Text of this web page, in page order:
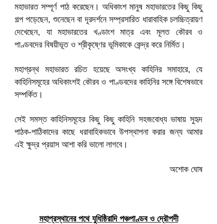
মহাভারত সম্পূর্ণ পাঠ করেছেন। অধিকাংশ মানুষ মহাভারতের কিছু কিছু
গল্প পড়েছেন, শুনেছেন বা দূরদর্শনে সম্প্রসারিত ধারাবাহিক চলচ্চিত্রায়ণ
দেখেছেন, যা মহাভারতের খণ্ডাংশ মাত্র এবং মূলত কৌরব ও
পাণ্ডবদের বিষয়ীভূত ও শ্রীকৃষ্ণের ভূমিকাকে কেন্দ্র করে নির্মিত।
মহাগ্রন্থ মহাভারত রচিত হয়েছে অসংখ্য কাহিনির সমাহারে, যে
কাহিনিসমূহের অধিকাংশই কৌরব ও পাণ্ডবদের কাহিনির সঙ্গে বিশেষভাবে
সম্পর্কিত।
সেই সমস্ত কাহিনিসমূহের কিছু কিছু কাহিনি সহজবোধ্য ভাষায় সুহৃদ
পাঠক-পাঠিকাদের কাছে ধরাবাহিকভাবে উপস্থাপনা করার জন্য আমার
এই ক্ষুদ্র প্রয়াস আশা করি ভালো লাগবে।
অশোক ঘোষ
মহাপ্রস্থানের পথে যুধিষ্ঠিরাদি পঞ্চপাণ্ডব ও দ্রৌপদী